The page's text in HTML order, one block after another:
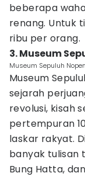
beberapa
renang. Untuk
ribu per orang.
3. Museum
Museum Sepuluh
Museum
sejarah
revolusi, kisah
pertempuran
laskar rakyat.
banyak tulisan
Bung Hatta,